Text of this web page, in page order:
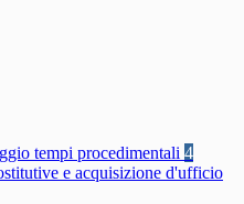
tempi procedimentali 4
e acquisizione d'ufficio